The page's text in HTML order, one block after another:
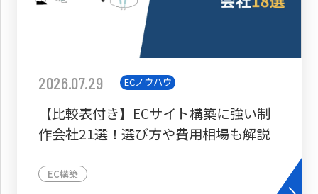
2026.07.29 ECノウハウ
【比較表付き】ECサイト構築に強い制
作会社21選！選び方や費用相場も解説
EC構築